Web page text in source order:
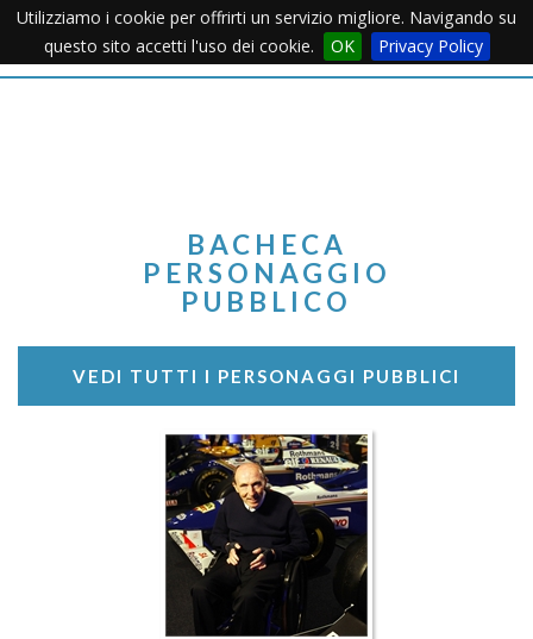
Utilizziamo i cookie per offrirti un servizio migliore. Navigando su
questo sito accetti l'uso dei cookie.
OK Privacy PolicyMenu
BACHECA
PERSONAGGIO
PUBBLICO
VEDI TUTTI I PERSONAGGI PUBBLICI